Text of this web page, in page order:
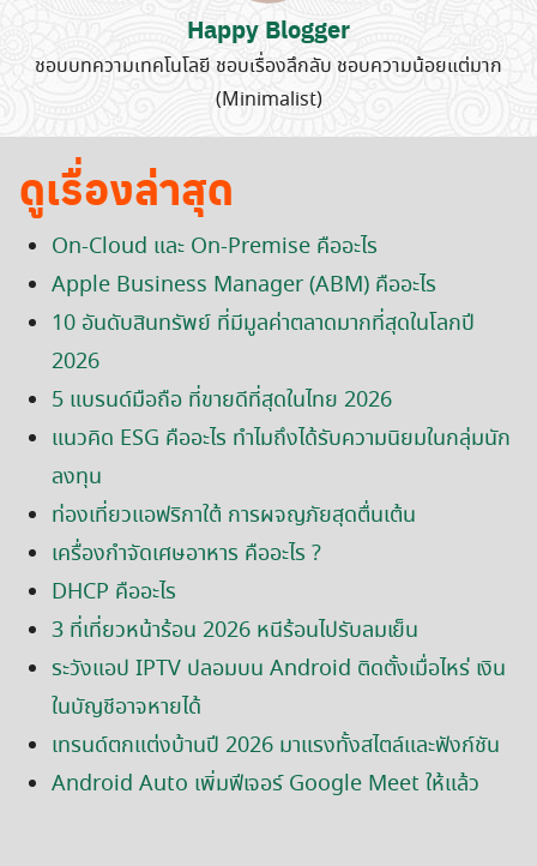
Happy Blogger
ชอบบทความเทคโนโลยี ชอบเรื่องลึกลับ ชอบความน้อยแต่มาก
(Minimalist)
ดูเรื่องล่าสุด
On-Cloud และ On-Premise คืออะไร
Apple Business Manager (ABM) คืออะไร
10 อันดับสินทรัพย์ ที่มีมูลค่าตลาดมากที่สุดในโลกปี
2026
5 แบรนด์มือถือ ที่ขายดีที่สุดในไทย 2026
แนวคิด ESG คืออะไร ทำไมถึงได้รับความนิยมในกลุ่มนัก
ลงทุน
ท่องเที่ยวแอฟริกาใต้ การผจญภัยสุดตื่นเต้น
เครื่องกำจัดเศษอาหาร คืออะไร ?
DHCP คืออะไร
3 ที่เที่ยวหน้าร้อน 2026 หนีร้อนไปรับลมเย็น
ระวังแอป IPTV ปลอมบน Android ติดตั้งเมื่อไหร่ เงิน
ในบัญชีอาจหายได้
เทรนด์ตกแต่งบ้านปี 2026 มาแรงทั้งสไตล์และฟังก์ชัน
Android Auto เพิ่มฟีเจอร์ Google Meet ให้แล้ว